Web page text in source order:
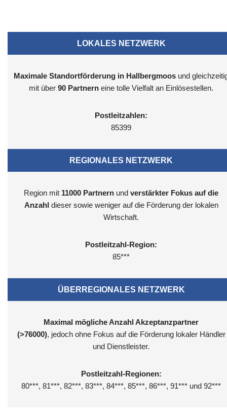
LOKALES NETZWERK
Maximale Standortförderung in Hallbergmoos und
mit über 90 Partnern eine tolle Vielfalt an Einlösestellen.
Postleitzahlen:
85399
REGIONALES NETZWERK
Region mit 11000 Partnern und verstärkter Fokus auf die
Anzahl dieser sowie weniger auf die Förderung der lokalen
Wirtschaft.
Postleitzahl-Region:
85***
ÜBERREGIONALES NETZWERK
Maximal mögliche Anzahl Akzeptanzpartner
(>76000), jedoch ohne Fokus auf die Förderung lokaler Händler
und Dienstleister.
Postleitzahl-Regionen:
80***, 81***, 82***, 83***, 84***, 85***, 86***, 91*** und 92***